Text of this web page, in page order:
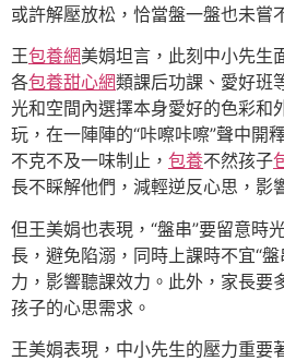
或許解壓放松，恰當盤一盤也未嘗
王包養網美娟坦言，此刻中小先生
各包養甜心網類課后功課、愛好班
光和空間內選擇本身愛好的色彩和
玩，在一陣陣的“咔嚓咔嚓”聲中開
不克不及一味制止， 包養不然孩子
長不睬解他們，減輕逆反心思，影
但王美娟也表現，“盤串”要留意時
長，避免陷溺，同時上課時不宜“
力，影響聽課效力。此外，家長要
孩子的心思需求。
王美娟表現，中小先生的壓力重要